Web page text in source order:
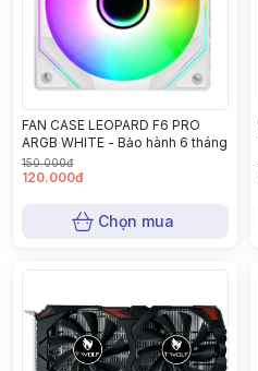
FAN CASE LEOPARD F6 PRO
ARGB WHITE - Bảo hành 6 tháng
150.000đ
120.000đ
Chọn mua